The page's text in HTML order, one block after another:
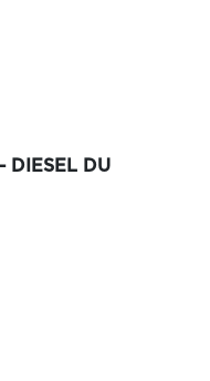
DIESEL DU